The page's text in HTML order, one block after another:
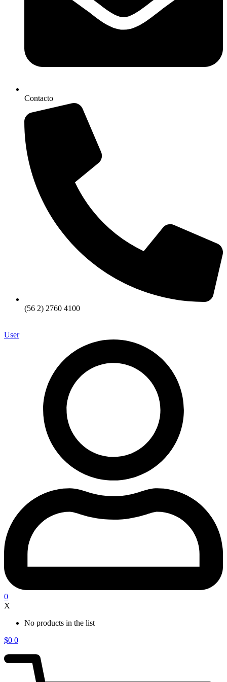
Contacto
(56 2) 2760 4100
User
0
X
No products in the list
$0 0